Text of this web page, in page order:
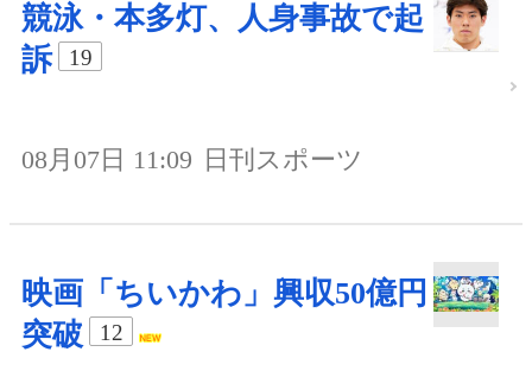
競泳・本多灯、人身事故で起
訴
19
08月07日 11:09 日刊スポーツ
映画「ちいかわ」興収50億円
突破
12